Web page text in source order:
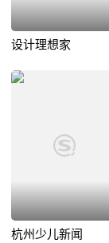
设计理想家
杭州少儿新闻